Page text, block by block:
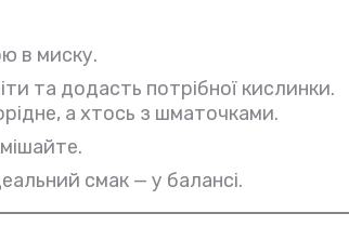
в миску.
та додасть потрібної кислинки.
а хтось з шматочками.
смак — у балансі.